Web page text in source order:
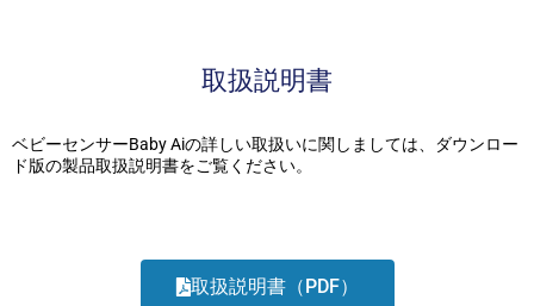
取扱説明書
ベビーセンサーBaby Aiの詳しい取扱いに関しましては、ダウンロー
ド版の製品取扱説明書をご覧ください。
取扱説明書（PDF）